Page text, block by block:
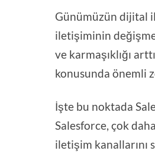
Günümüzün dijital
iletişiminin
ve karmaşıklığı
konusunda önemli
İşte bu noktada
Salesforce, çok
iletişim kanallarını